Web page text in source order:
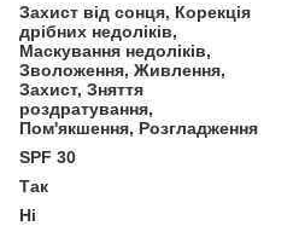
Захист від сонця, Корекція
дрібних недоліків,
Маскування недоліків,
Зволоження, Живлення,
Захист, Зняття
роздратування,
Пом'якшення, Розгладження
SPF 30
Так
Ні